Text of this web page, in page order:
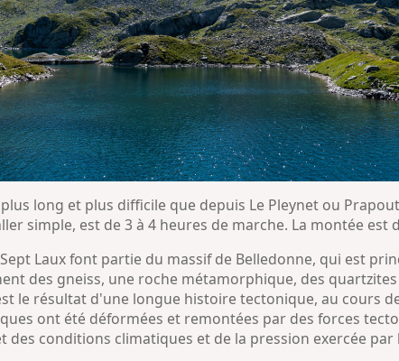
long et plus difficile que depuis Le Pleynet ou
simple, est de 3 à 4 heures de marche. La montée est
Laux font partie du massif de Belledonne, qui est
des gneiss, une roche métamorphique, des
le résultat d'une longue histoire tectonique, au cours
ont été déformées et remontées par des forces
des conditions climatiques et de la pression exercée